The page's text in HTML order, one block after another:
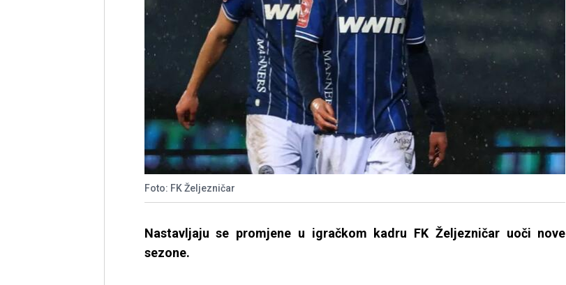
Foto: FK Željezničar
Nastavljaju se promjene u igračkom kadru FK Željezničar uoči nove
sezone.